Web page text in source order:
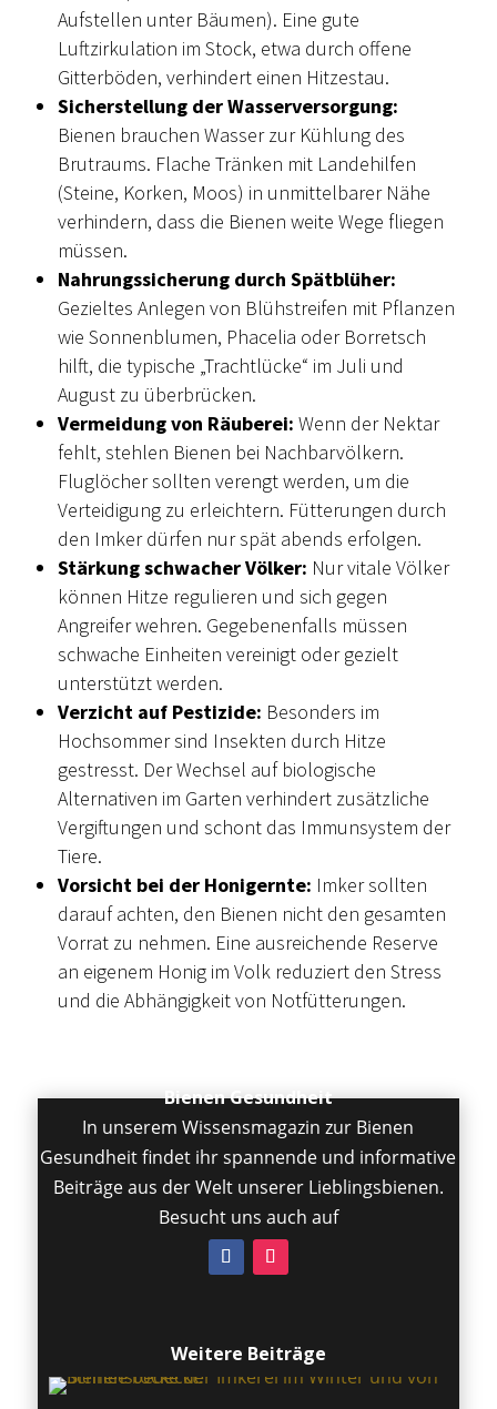
Aufstellen unter Bäumen). Eine gute
Luftzirkulation im Stock, etwa durch offene
Gitterböden, verhindert einen Hitzestau.
Sicherstellung der Wasserversorgung:
Bienen brauchen Wasser zur Kühlung des
Brutraums. Flache Tränken mit Landehilfen
(Steine, Korken, Moos) in unmittelbarer Nähe
verhindern, dass die Bienen weite Wege fliegen
müssen.
Nahrungssicherung durch Spätblüher:
Gezieltes Anlegen von Blühstreifen mit Pflanzen
wie Sonnenblumen, Phacelia oder Borretsch
hilft, die typische „Trachtlücke“ im Juli und
August zu überbrücken.
Vermeidung von Räuberei: Wenn der Nektar
fehlt, stehlen Bienen bei Nachbarvölkern.
Fluglöcher sollten verengt werden, um die
Verteidigung zu erleichtern. Fütterungen durch
den Imker dürfen nur spät abends erfolgen.
Stärkung schwacher Völker: Nur vitale Völker
können Hitze regulieren und sich gegen
Angreifer wehren. Gegebenenfalls müssen
schwache Einheiten vereinigt oder gezielt
unterstützt werden.
Verzicht auf Pestizide: Besonders im
Hochsommer sind Insekten durch Hitze
gestresst. Der Wechsel auf biologische
Alternativen im Garten verhindert zusätzliche
Vergiftungen und schont das Immunsystem der
Tiere.
Vorsicht bei der Honigernte: Imker sollten
darauf achten, den Bienen nicht den gesamten
Vorrat zu nehmen. Eine ausreichende Reserve
an eigenem Honig im Volk reduziert den Stress
und die Abhängigkeit von Notfütterungen.
Bienen Gesundheit
In unserem Wissensmagazin zur Bienen
Gesundheit findet ihr spannende und informative
Beiträge aus der Welt unserer Lieblingsbienen.
Besucht uns auch auf
Weitere Beiträge